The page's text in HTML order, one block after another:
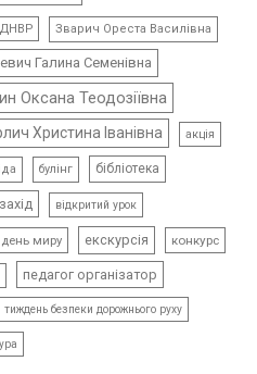
Зварич Ореста Василівна
Галина Семенівна
Оксана Теодозіївна
Христина Іванівна акція
булінг бібліотека
відкритий урок
день миру екскурсія конкурс
педагог організатор
тиждень безпеки дорожнього руху